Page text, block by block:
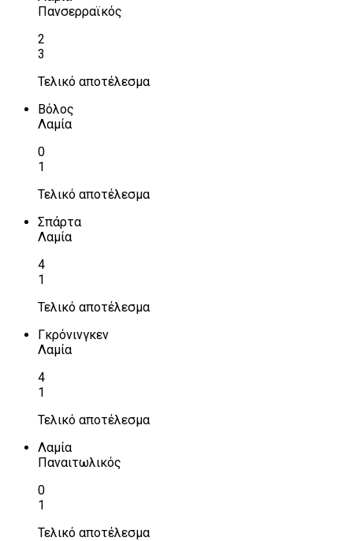
Πανσερραϊκός
2
3
Τελικό αποτέλεσμα
Βόλος
Λαμία
0
1
Τελικό αποτέλεσμα
Σπάρτα
Λαμία
4
1
Τελικό αποτέλεσμα
Γκρόνινγκεν
Λαμία
4
1
Τελικό αποτέλεσμα
Λαμία
Παναιτωλικός
0
1
Τελικό αποτέλεσμα